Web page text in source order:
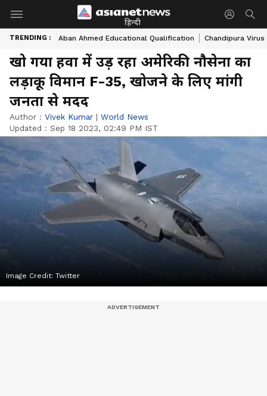
हिन्दी
TRENDING : Aban Ahmed Educational Qualification Chandipura
खो गया हवा में उड़ रहा अमेरिकी नौसेना का
लड़ाकू विमान F-35, खोजने के लिए मांगी
जनता से मदद
Author : Vivek Kumar | World News
Updated : Sep 18 2023, 02:49 PM IST
Image Credit: Twitter